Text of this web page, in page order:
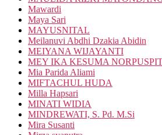
Mawardi
Maya Sari
MAYUSNITAL
Meilanuvi Abdhi Dzakia Abidin
MEIYANA WIJAYANTI
MEY IKA KESUMA
Mia Parida Aliami
MIFTACHUL HUDA
Milla Hapsari
MINATI WIDIA
MINDREWATI, S. Pd. M.Si
Mira Susanti